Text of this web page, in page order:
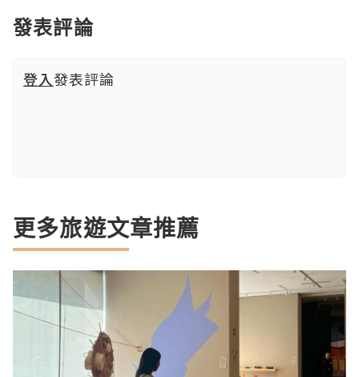
發表評論
登入發表評論
更多旅遊文章推薦